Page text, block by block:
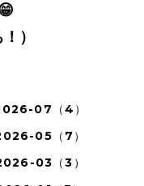
）
07（4）
05（7）
03（3）